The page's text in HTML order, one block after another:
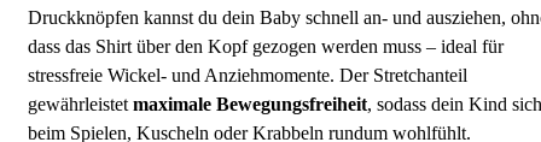
Druckknöpfen kannst du dein Baby schnell an- und ausziehen,
dass das Shirt über den Kopf gezogen werden muss – ideal für
stressfreie Wickel- und Anziehmomente. Der Stretchanteil
gewährleistet maximale Bewegungsfreiheit, sodass dein Kind sich
beim Spielen, Kuscheln oder Krabbeln rundum wohlfühlt.